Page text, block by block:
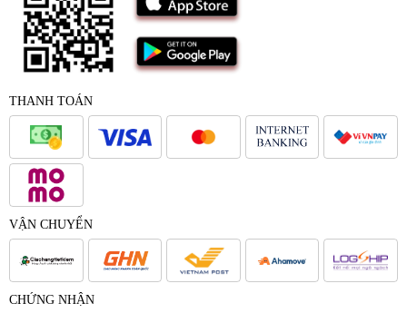
THANH TOÁN
VẬN CHUYỂN
CHỨNG NHẬN